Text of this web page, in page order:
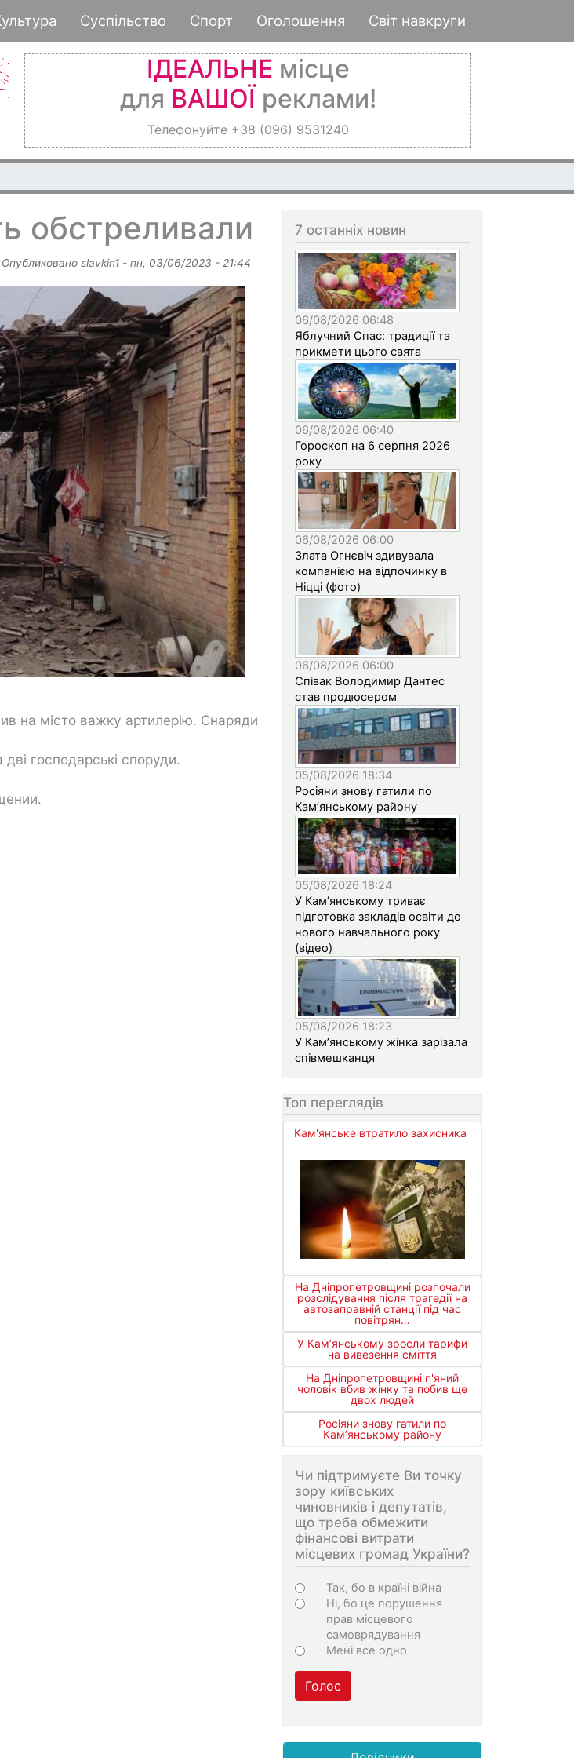
к
основному
Суспільство Спорт Оголошення Світ навкруги
ІДЕАЛЬНЕ місце
для ВАШОЇ реклами!
Телефонуйте +38 (096) 9531240
обстреливали
Опубликовано slavkin1 - пн, 03/06/2023 - 21:44
на місто важку артилерію. Снаряди
господарські споруди.
7 останніх новин
06/08/2026 06:48
Яблучний Спас: традиції та
прикмети цього свята
06/08/2026 06:40
Гороскоп на 6 серпня 2026
року
06/08/2026 06:00
Злата Огнєвіч здивувала
компанією на відпочинку в
Ніцці (фото)
06/08/2026 06:00
Співак Володимир Дантес
став продюсером
05/08/2026 18:34
Росіяни знову гатили по
Кам’янському району
05/08/2026 18:24
У Кам’янському триває
підготовка закладів освіти до
нового навчального року
(відео)
05/08/2026 18:23
У Кам’янському жінка зарізала
співмешканця
Топ переглядів
Кам'янське втратило захисника
На Дніпропетровщині розпочали
розслідування після трагедії на
автозаправній станції під час
повітрян…
У Кам’янському зросли тарифи
на вивезення сміття
На Дніпропетровщині п'яний
чоловік вбив жінку та побив ще
двох людей
Росіяни знову гатили по
Кам’янському району
Чи підтримуєте Ви точку
зору київських
чиновників і депутатів,
що треба обмежити
фінансові витрати
місцевих громад України?
Choices
Так, бо в країні війна
Ні, бо це порушення
прав місцевого
самоврядування
Мені все одно
Голос